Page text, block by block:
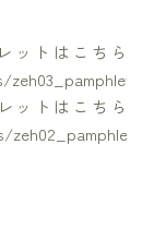
ットはこちら
ットはこちら